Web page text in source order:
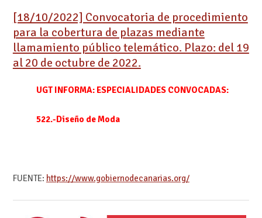
[18/10/2022] Convocatoria de procedimiento
para la cobertura de plazas mediante
llamamiento público telemático. Plazo: del 19
al 20 de octubre de 2022.
UGT INFORMA: ESPECIALIDADES CONVOCADAS:
522.-Diseño de Moda
FUENTE: https://www.gobiernodecanarias.org/